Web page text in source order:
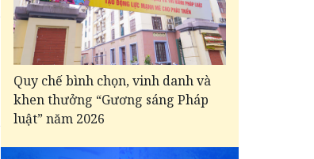
Quy chế bình chọn, vinh danh và
khen thưởng “Gương sáng Pháp
luật” năm 2026